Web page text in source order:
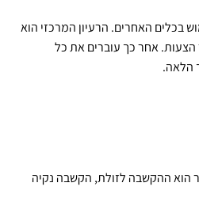
בכלים האחרים. הרעיון המרכזי הוא
הצעות. אחר כך עוברים את כל
הלאה.
הוא ההקשבה לזולת, הקשבה נקיה